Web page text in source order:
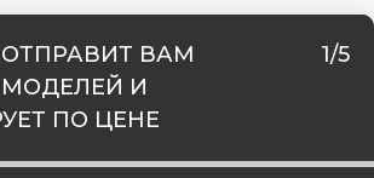
ВАМ
И
ПО ЦЕНЕ
1/5